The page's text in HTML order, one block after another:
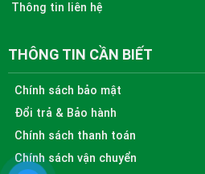
Thông tin liên hệ
THÔNG TIN CẦN BIẾT
Chính sách bảo mật
Đổi trả & Bảo hành
Chính sách thanh toán
Chính sách vận chuyển